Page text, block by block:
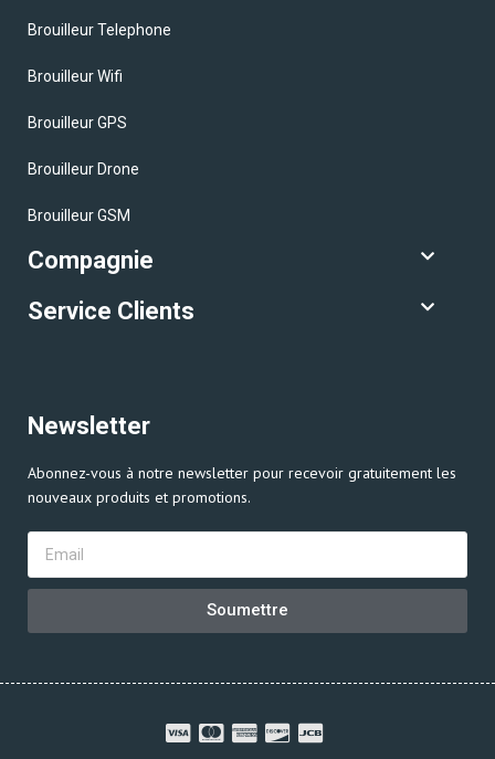
Brouilleur Telephone
Brouilleur Wifi
Brouilleur GPS
Brouilleur Drone
Brouilleur GSM
Compagnie
Service Clients
Newsletter
Abonnez-vous à notre newsletter pour recevoir gratuitement les
nouveaux produits et promotions.
Soumettre